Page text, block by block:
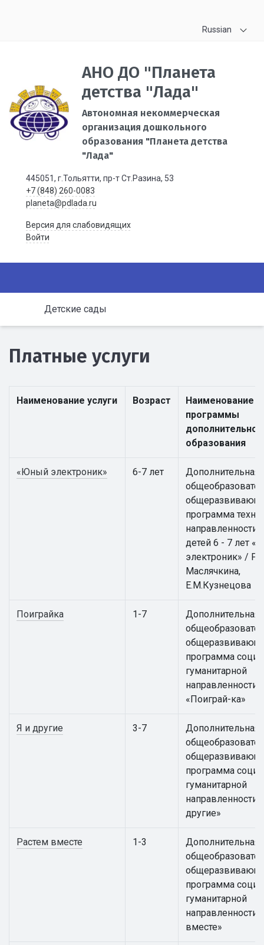
Russian
АНО ДО "Планета
детства "Лада"
Автономная некоммерческая
организация дошкольного
образования "Планета детства
"Лада"
445051, г.Тольятти, пр-т Ст.Разина, 53
+7 (848) 260-0083
planeta@pdlada.ru
Версия для слабовидящих
Войти
Детские сады
Платные услуги
Наименование услуги Возраст
Наименование
программы
образования
«Юный электроник» 6-7 лет
Дополнительная
программа
направленности
детей 6 - 7 лет
электроник» /
Маслячкина,
Е.М.Кузнецова
Поиграйка 1-7
Дополнительная
программа
гуманитарной
направленности
«Поиграй-ка»
Я и другие 3-7
Дополнительная
программа
гуманитарной
направленности
другие»
Растем вместе 1-3
Дополнительная
программа
гуманитарной
направленности
вместе»